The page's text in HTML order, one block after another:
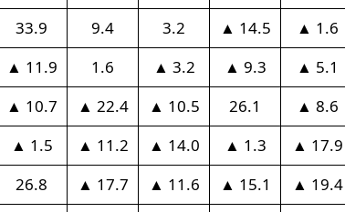
33.9 9.4 3.2 ▲ 14.5
▲ 1.6
▲ 11.9 1.6 ▲ 3.2 ▲ 9.3
▲ 5.1
▲ 10.7 ▲ 22.4 ▲ 10.5 26.1
▲ 8.6
▲ 1.5 ▲ 11.2 ▲ 14.0 ▲ 1.3
▲ 17.9
26.8 ▲ 17.7 ▲ 11.6 ▲ 15.1
▲ 19.4